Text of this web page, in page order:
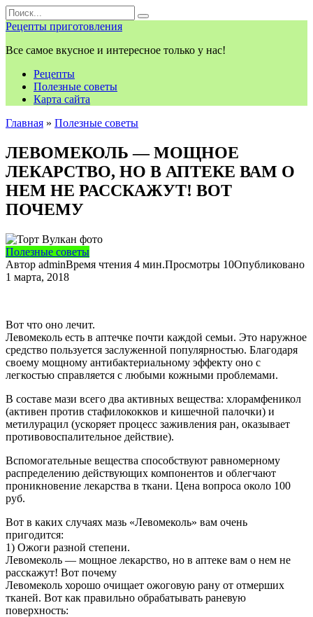
Перейти
к
контенту
Search
for:
Рецепты приготовления
Все самое вкусное и интересное только у нас!
Рецепты
Полезные советы
Карта сайта
Главная » Полезные советы
ЛЕВОМЕКОЛЬ — МОЩНОЕ
ЛЕКАРСТВО, НО В АПТЕКЕ ВАМ О
НЕМ НЕ РАССКАЖУТ! ВОТ
ПОЧЕМУ
Полезные советы
Автор adminВремя чтения 4 мин.Просмотры 10Опубликовано
1 марта, 2018
Вот что оно лечит.
Левомеколь есть в аптечке почти каждой семьи. Это наружное
средство пользуется заслуженной популярностью. Благодаря
своему мощному антибактериальному эффекту оно с
легкостью справляется с любыми кожными проблемами.
В составе мази всего два активных вещества: хлорамфеникол
(активен против стафилококков и кишечной палочки) и
метилурацил (ускоряет процесс заживления ран, оказывает
противовоспалительное действие).
Вспомогательные вещества способствуют равномерному
распределению действующих компонентов и облегчают
проникновение лекарства в ткани. Цена вопроса около 100
руб.
Вот в каких случаях мазь «Левомеколь» вам очень
пригодится:
1) Ожоги разной степени.
Левомеколь — мощное лекарство, но в аптеке вам о нем не
расскажут! Вот почему
Левомеколь хорошо очищает ожоговую рану от отмерших
тканей. Вот как правильно обрабатывать раневую
поверхность: